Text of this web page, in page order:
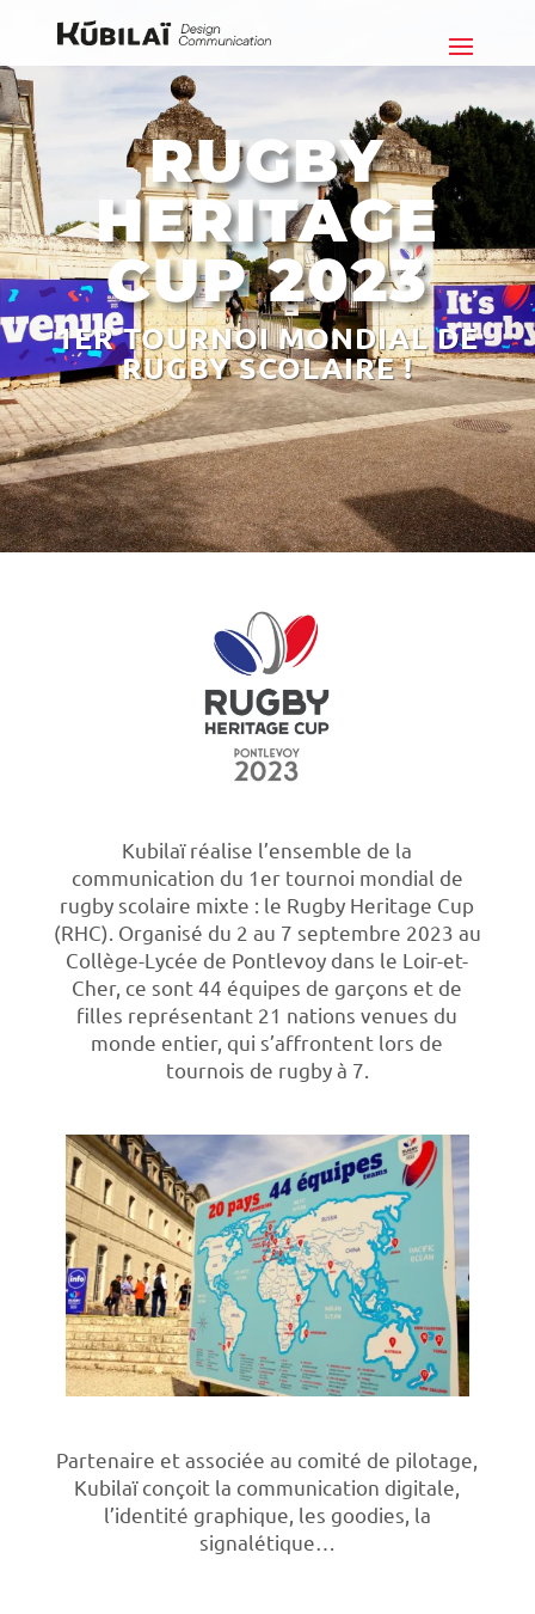
RUGBY
HERITAGE
CUP 2023
1ER TOURNOI MONDIAL DE
RUGBY SCOLAIRE !
Kubilaï réalise l’ensemble de la
communication du 1er tournoi mondial de
rugby scolaire mixte : le Rugby Heritage Cup
(RHC). Organisé du 2 au 7 septembre 2023 au
Collège-Lycée de Pontlevoy dans le Loir-et-
Cher, ce sont 44 équipes de garçons et de
filles représentant 21 nations venues du
monde entier, qui s’affrontent lors de
tournois de rugby à 7.
Partenaire et associée au comité de pilotage,
Kubilaï conçoit la communication digitale,
l’identité graphique, les goodies, la
signalétique…